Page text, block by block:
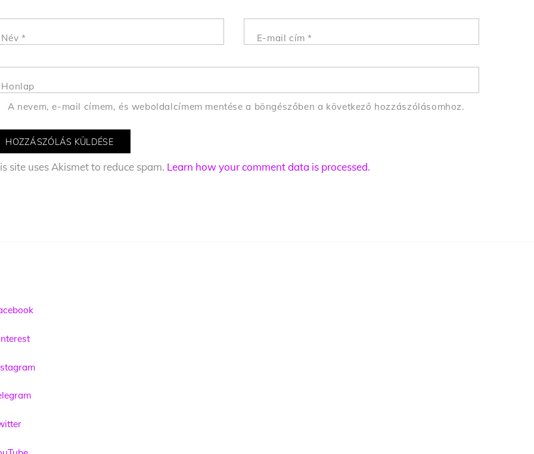
Név * E-mail cím*
Honlap
A nevem, e-mail címem, és weboldalcímem mentése a böngészőben a következő hozzászólásomhoz.
site uses Akismet to reduce spam. Learn how your comment data is processed.